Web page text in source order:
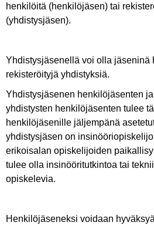
henkilöitä (henkilöjäsen) tai
(yhdistysjäsen).
Yhdistysjäsenellä voi olla jäseninä
rekisteröityjä yhdistyksiä.
Yhdistysjäsenen henkilöjäsenten
yhdistysten henkilöjäsenten tulee
henkilöjäsenille jäljempänä
yhdistysjäsen on
erikoisalan opiskelijoiden
tulee olla insinööritutkintoa tai
opiskelevia.
Henkilöjäseneksi voidaan